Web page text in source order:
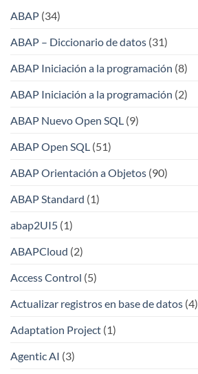
ABAP (34)
ABAP – Diccionario de datos (31)
ABAP Iniciación a la programación (8)
ABAP Iniciación a la programación (2)
ABAP Nuevo Open SQL (9)
ABAP Open SQL (51)
ABAP Orientación a Objetos (90)
ABAP Standard (1)
abap2UI5 (1)
ABAPCloud (2)
Access Control (5)
Actualizar registros en base de datos (4)
Adaptation Project (1)
Agentic AI (3)